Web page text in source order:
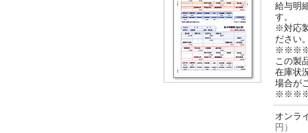
給与明
す。
※対応
ださい
この製
在庫状
場合が
オン
円）